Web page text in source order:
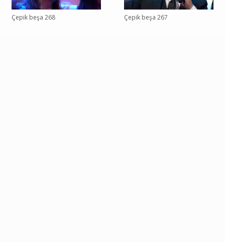
Çepik beşa 268 Çepik beşa 267